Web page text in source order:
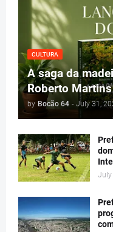
CULTURA
A saga da
Roberto Martins
by Bocão 64 - July 31,
July